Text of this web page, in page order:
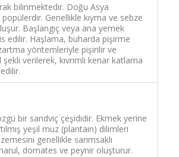
bilinmektedir. Doğu Asya
Genellikle kıyma ve sebze
Başlangıç veya ana yemek
edilir. Haşlama, buharda pişirme
yöntemleriyle pişirilir ve
verilerek, kıvrımlı kenar katlama
bir sandviç çeşididir. Ekmek yerine
yeşil muz (plantain) dilimleri
genellikle sarımsaklı
domates ve peynir oluşturur.